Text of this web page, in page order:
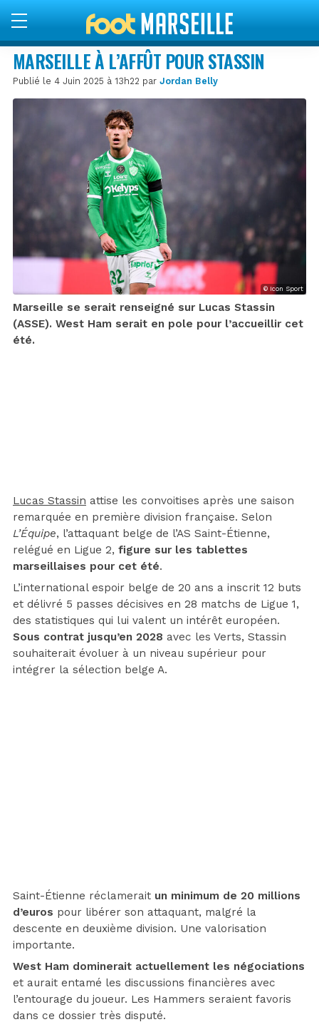
MARSEILLE À L’AFFÛT POUR STASSIN
Publié le 4 Juin 2025 à 13h22 par Jordan Belly
© Icon Sport
Marseille se serait renseigné sur Lucas Stassin
(ASSE). West Ham serait en pole pour l’accueillir cet
été.
Lucas Stassin attise les convoitises après une saison
remarquée en première division française. Selon
L’Équipe, l’attaquant belge de l’AS Saint-Étienne,
relégué en Ligue 2, figure sur les tablettes
marseillaises pour cet été.
L’international espoir belge de 20 ans a inscrit 12 buts
et délivré 5 passes décisives en 28 matchs de Ligue 1,
des statistiques qui lui valent un intérêt européen.
Sous contrat jusqu’en 2028 avec les Verts, Stassin
souhaiterait évoluer à un niveau supérieur pour
intégrer la sélection belge A.
Saint-Étienne réclamerait un minimum de 20 millions
d’euros pour libérer son attaquant, malgré la
descente en deuxième division. Une valorisation
importante.
West Ham dominerait actuellement les négociations
et aurait entamé les discussions financières avec
l’entourage du joueur. Les Hammers seraient favoris
dans ce dossier très disputé.